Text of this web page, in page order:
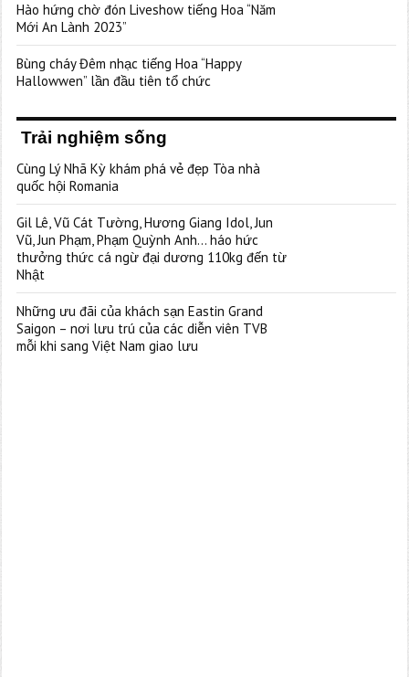
Hào hứng chờ đón Liveshow tiếng Hoa “Năm
Mới An Lành 2023”
Bùng cháy Đêm nhạc tiếng Hoa “Happy
Hallowwen” lần đầu tiên tổ chức
Trải nghiệm sống
Cùng Lý Nhã Kỳ khám phá vẻ đẹp Tòa nhà
quốc hội Romania
Gil Lê, Vũ Cát Tường, Hương Giang Idol, Jun
Vũ, Jun Phạm, Phạm Quỳnh Anh… háo hức
thưởng thức cá ngừ đại dương 110kg đến từ
Nhật
Những ưu đãi của khách sạn Eastin Grand
Saigon – nơi lưu trú của các diễn viên TVB
mỗi khi sang Việt Nam giao lưu